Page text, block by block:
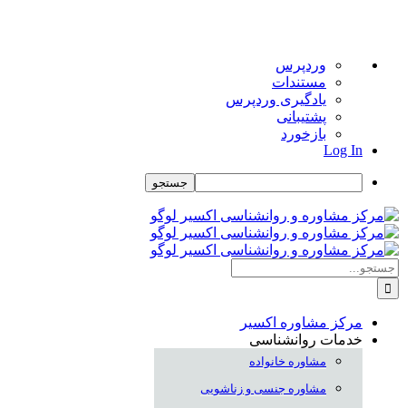
درباره
وردپرس
وردپرس
مستندات
یادگیری وردپرس
پشتیبانی
بازخورد
Log In
جستجو
Skip
to
content
جستجو
برای:
مرکز مشاوره اکسیر
خدمات روانشناسی
مشاوره خانواده
مشاوره جنسی و زناشویی